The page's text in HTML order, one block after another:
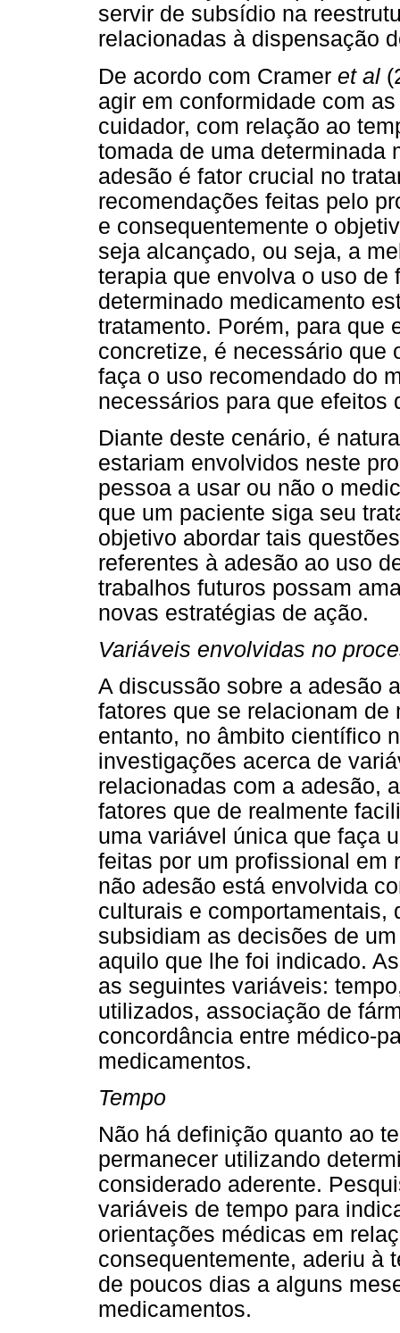
servir de subsídio na
relacionadas à dispensação
De acordo com Cramer et al
agir em conformidade com
cuidador, com relação ao
tomada de uma determinada
adesão é fator crucial no
recomendações feitas pelo
e consequentemente o
seja alcançado, ou seja, a
terapia que envolva o uso de
determinado medicamento
tratamento. Porém, para que
concretize, é necessário que
faça o uso recomendado do
necessários para que
Diante deste cenário, é
estariam envolvidos neste
pessoa a usar ou não o
que um paciente siga seu
objetivo abordar tais
referentes à adesão ao uso
trabalhos futuros possam
novas estratégias de ação.
Variáveis envolvidas no
A discussão sobre a adesão
fatores que se relacionam
entanto, no âmbito científico
investigações acerca de
relacionadas com a adesão,
fatores que de realmente
uma variável única que faça
feitas por um profissional em
não adesão está envolvida
culturais e comportamentais,
subsidiam as decisões de
aquilo que lhe foi indicado.
as seguintes variáveis:
utilizados, associação de
concordância entre médico-
medicamentos.
Tempo
Não há definição quanto ao
permanecer utilizando
considerado aderente.
variáveis de tempo para
orientações médicas em
consequentemente, aderiu à
de poucos dias a alguns
medicamentos.